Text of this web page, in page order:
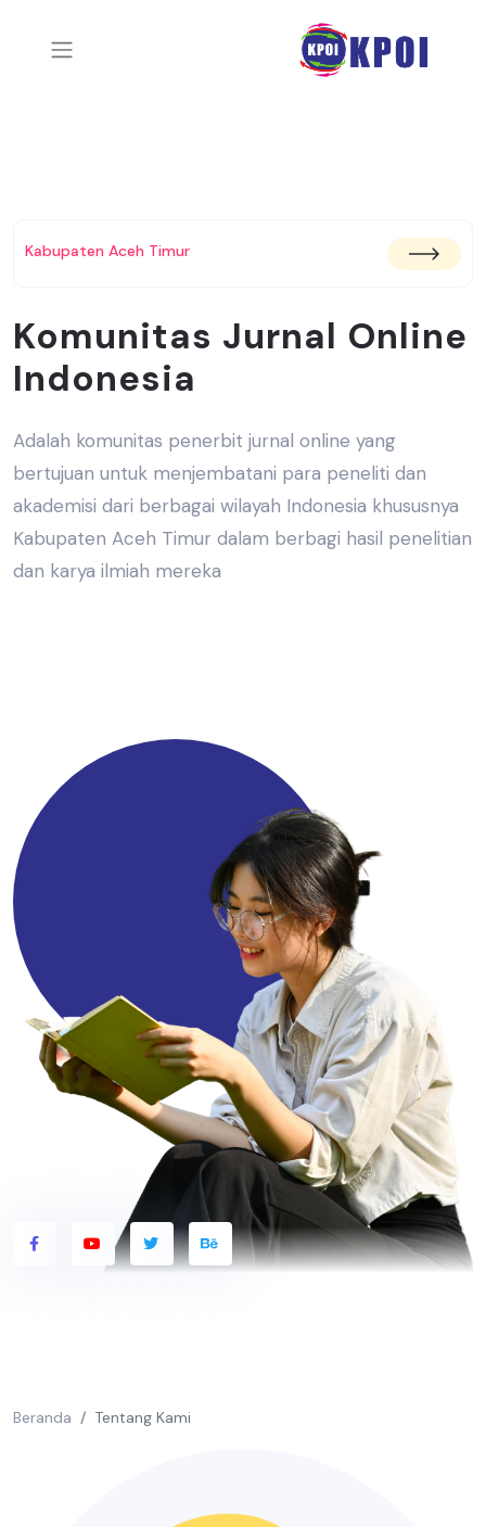
Kabupaten Aceh Timur
Komunitas Jurnal Online
Indonesia
Adalah komunitas penerbit jurnal online yang
bertujuan untuk menjembatani para peneliti dan
akademisi dari berbagai wilayah Indonesia khususnya
Kabupaten Aceh Timur dalam berbagi hasil penelitian
dan karya ilmiah mereka
Beranda Tentang Kami